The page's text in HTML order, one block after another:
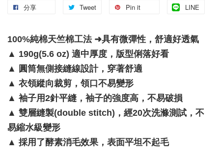
分享 Tweet Pin it LINE
100%純棉天竺棉工法 ➜具有微彈性，舒適好透氣
▲ 190g(5.6 oz) 適中厚度，版型俐落好看
▲ 圓筒無側接縫線設計，穿著舒適
▲ 衣領縱向裁剪，領口不易變形
▲ 袖子用2針平縫，袖子的強度高，不易破損
▲ 雙層縫製(double stitch)，經20次洗滌測試，不
易縮水級變形
▲ 採用了酵素消毛效果，表面平坦不起毛